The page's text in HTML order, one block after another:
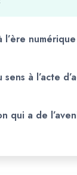
l’ère numérique
à l’acte
qui a de